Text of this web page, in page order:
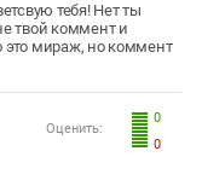
тебя! Нет ты
твой коммент и
это мираж, но коммент
0
0
Оценить: